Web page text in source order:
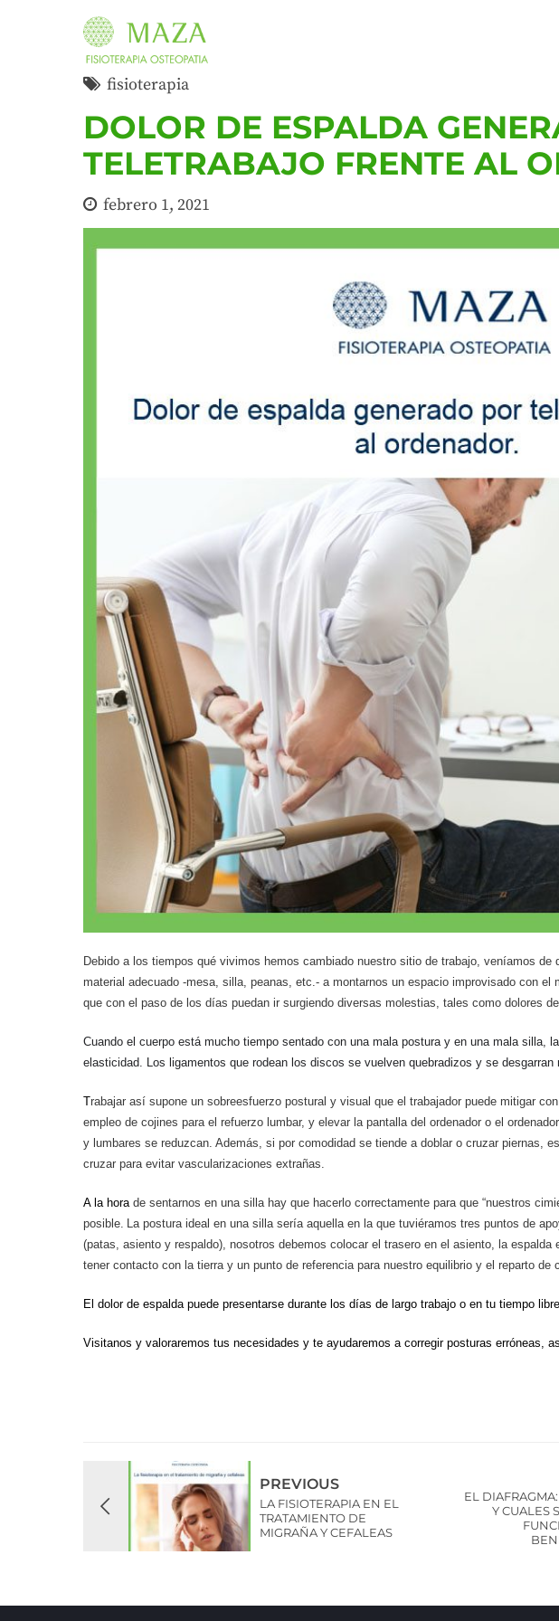
fisioterapia
DOLOR DE ESPALDA
TELETRABAJO FRENTE AL
febrero 1, 2021
Debido a los tiempos qué vivimos hemos cambiado nuestro sitio de trabajo, veníamos de
material adecuado -mesa, silla, peanas, etc.- a montarnos un espacio improvisado con
que con el paso de los días puedan ir surgiendo diversas molestias , tales como dolores
Cuando el cuerpo está mucho tiempo sentado con una mala postura y en una mala silla,
elasticidad. Los ligamentos que rodean los discos se vuelven quebradizos y se desgarran
Trabajar así supone un sobreesfuerzo postural y visual que el trabajador puede mitigar
empleo de cojines para el refuerzo lumbar, y elevar la pantalla del ordenador o el
y lumbares se reduzcan. Además, si por comodidad se tiende a doblar o cruzar piernas,
cruzar para evitar vascularizaciones extrañas.
A la hora de sentarnos en una silla hay que hacerlo correctamente para que “nuestros
posible La postura ideal en una silla sería aquella en la que tuviéramos tres puntos de
(patas, asiento y respaldo), nosotros debemos colocar el trasero en el asiento, la
tener contacto con la tierra y un punto de referencia para nuestro equilibrio y el reparto de
El dolor de espalda puede presentarse durante los días de largo trabajo o en tu tiempo
Visitanos y valoraremos tus necesidades y te ayudaremos a corregir posturas erróneas,
PREVIOUS
LA FISIOTERAPIA EN EL
TRATAMIENTO DE
MIGRAÑA Y CEFALEAS
EL
Y CUALES